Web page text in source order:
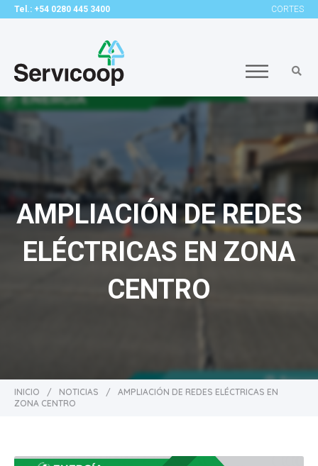
Tel.: +54 0280 445 3400 CORTES
AMPLIACIÓN DE REDES
ELÉCTRICAS EN ZONA
CENTRO
INICIO / NOTICIAS /
AMPLIACIÓN DE REDES ELÉCTRICAS EN
ZONA CENTRO